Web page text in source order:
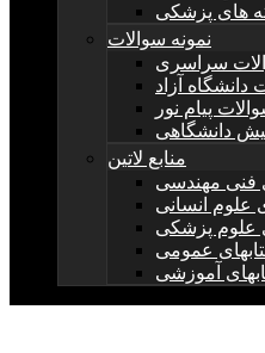
های پزشکی
نمونه سوالات
سراسری
دانشگاه آزاد
پیام نور
دانشگاهی
منابع لاتین
فنی مهندسی
علوم انسانی
علوم پزشکی
عمومی
آموزشی